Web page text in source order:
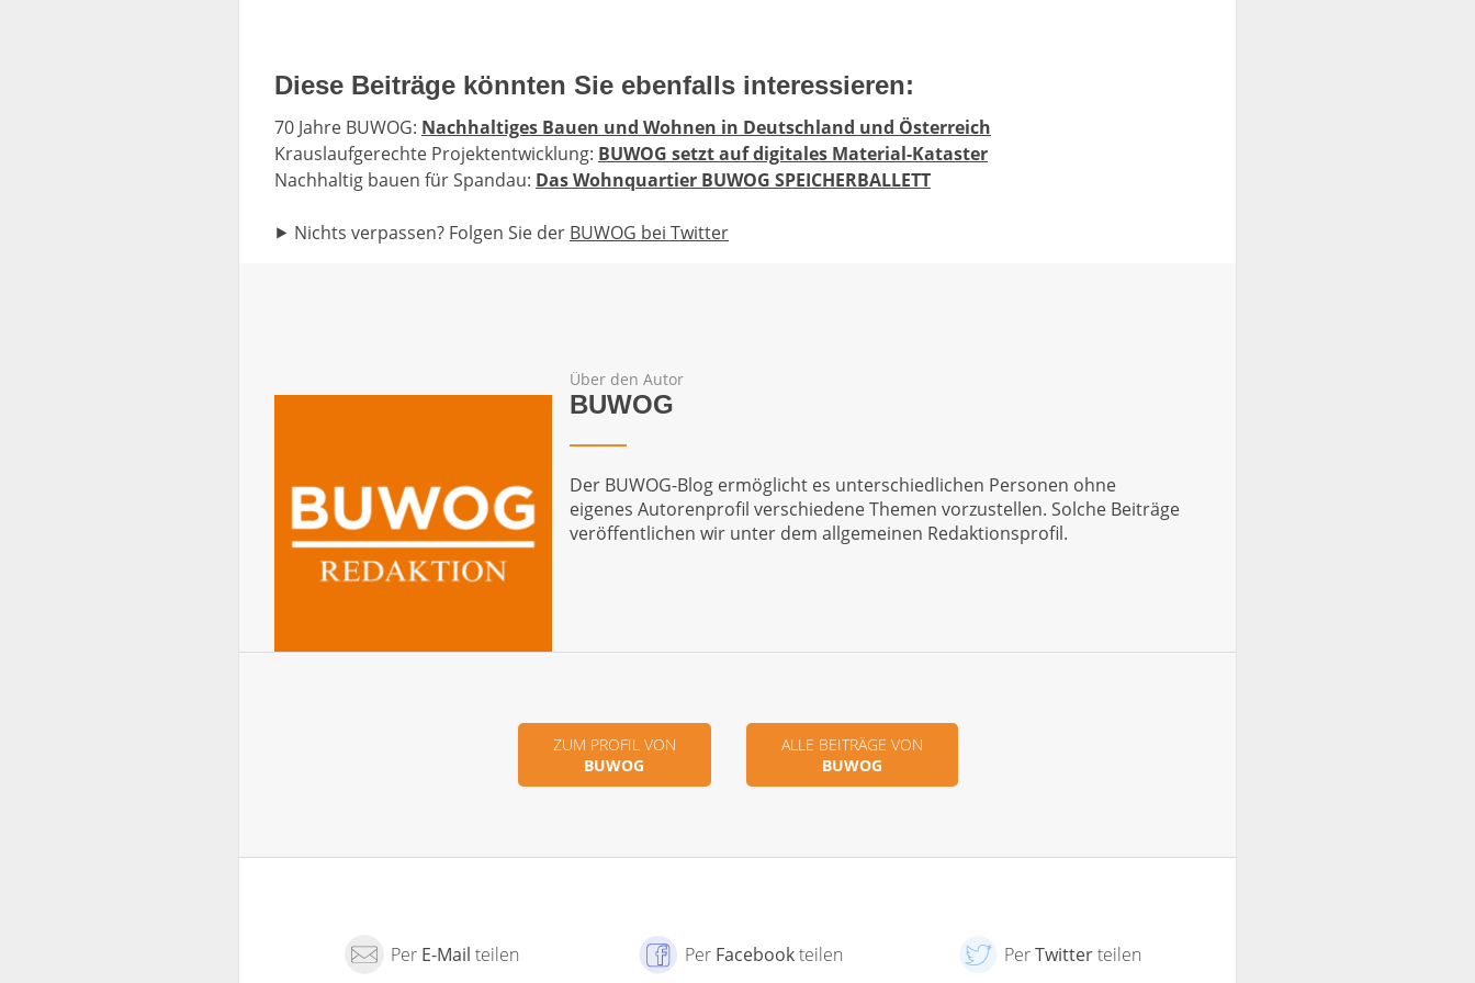
Diese Beiträge könnten Sie ebenfalls interessieren:
70 Jahre BUWOG: Nachhaltiges Bauen und Wohnen in Deutschland und Österreich
Krauslaufgerechte Projektentwicklung: BUWOG setzt auf digitales Material-Kataster
Nachhaltig bauen für Spandau: Das Wohnquartier BUWOG SPEICHERBALLETT
⯈ Nichts verpassen? Folgen Sie der BUWOG bei Twitter
Über den Autor
BUWOG
Der BUWOG-Blog ermöglicht es unterschiedlichen Personen ohne
eigenes Autorenprofil verschiedene Themen vorzustellen. Solche Beiträge
veröffentlichen wir unter dem allgemeinen Redaktionsprofil.
ZUM PROFIL VON
BUWOG
ALLE BEITRÄGE VON
BUWOG
Per E-Mail teilen Per Facebookteilen PerTwitterteilen